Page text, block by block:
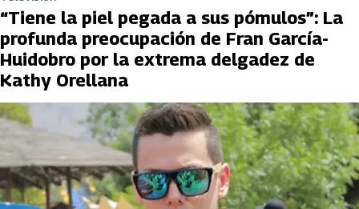
“Tiene la piel pegada a sus pómulos”: La
profunda preocupación de Fran García-
Huidobro por la extrema delgadez de
Kathy Orellana